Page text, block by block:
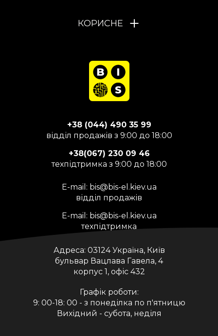
КОРИСНЕ
+38 (044) 490 35 99
відділ продажів з 9:00 до 18:00
+38(067) 230 09 46
техпідтримка з 9:00 до 18:00
E-mail: bis@bis-el.kiev.ua
відділ продажів
E-mail: bis@bis-el.kiev.ua
техпідтримка
Адреса: 03124 Україна, Київ
бульвар Вацлава Гавела, 4
корпус 1, офіс 432
Графік роботи:
9: 00-18: 00 - з понеділка по п'ятницю
Вихідний - субота, неділя